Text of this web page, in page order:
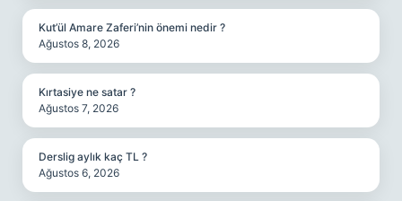
Kut’ül Amare Zaferi’nin önemi nedir ?
Ağustos 8, 2026
Kırtasiye ne satar ?
Ağustos 7, 2026
Derslig aylık kaç TL ?
Ağustos 6, 2026